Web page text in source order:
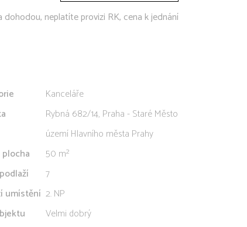
dohodou, neplatíte provizi RK, cena k jednání
Kanceláře
Rybná 682/14, Praha - Staré Město
území Hlavního města Prahy
50 m²
7
umístění 2. NP
Velmi dobrý